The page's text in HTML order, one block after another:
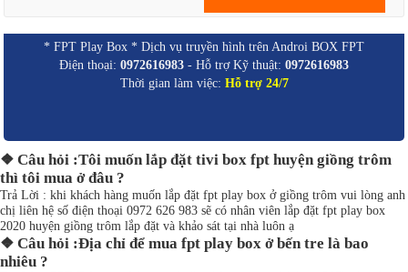
* FPT Play Box * Dịch vụ truyền hình trên Androi BOX FPT
Điện thoại: 0972616983 - Hỗ trợ Kỹ thuật: 0972616983
Thời gian làm việc: Hỗ trợ 24/7
❖ Câu hỏi :Tôi muốn lắp đặt tivi box fpt huyện giồng trôm
thì tôi mua ở đâu ?
Trả Lời : khi khách hàng muốn lắp đặt fpt play box ở giồng trôm vui lòng anh
chị liên hệ số điện thoại 0972 626 983 sẽ có nhân viên lắp đặt fpt play box
2020 huyện giồng trôm lắp đặt và khảo sát tại nhà luôn ạ
❖ Câu hỏi :Địa chỉ để mua fpt play box ở bến tre là bao
nhiêu ?